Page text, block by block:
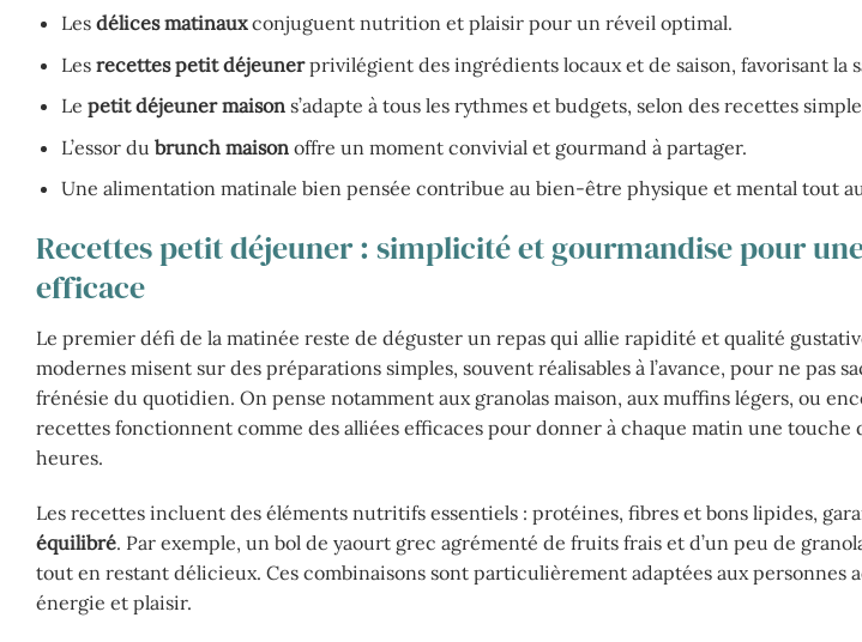
Les délices matinauxconjuguent nutrition et plaisir pour un réveil optimal.
Les recettes petit déjeunerprivilégient des ingrédients locaux et de saison, favorisant la
Le petit déjeuner maisons’adapte à tous les rythmes et budgets, selon des recettes
L’essor du brunch maisonoffre un moment convivial et gourmand à partager.
Une alimentation matinale bien pensée contribue au bien-être physique et mental tout
Recettes petit déjeuner : simplicité et gourmandise pour
efficace
Le premier défi de la matinée reste de déguster un repas qui allie rapidité et qualité
modernes misent sur des préparations simples, souvent réalisables à l’avance, pour ne pas
frénésie du quotidien. On pense notamment aux granolas maison, aux muffins légers, ou
recettes fonctionnent comme des alliées efficaces pour donner à chaque matin une touche
heures.
Les recettes incluent des éléments nutritifs essentiels : protéines, fibres et bons lipides,
équilibré. Par exemple, un bol de yaourt grec agrémenté de fruits frais et d’un peu de
tout en restant délicieux. Ces combinaisons sont particulièrement adaptées aux personnes
énergie et plaisir.